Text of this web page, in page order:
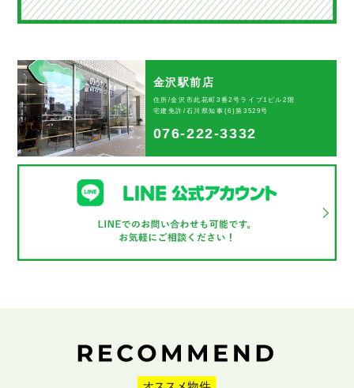
金沢駅前店
住所/金沢市此花町3番2号ライブ1ビル2階
宅建免許/石川県知事(6)第3529号
076-222-3332